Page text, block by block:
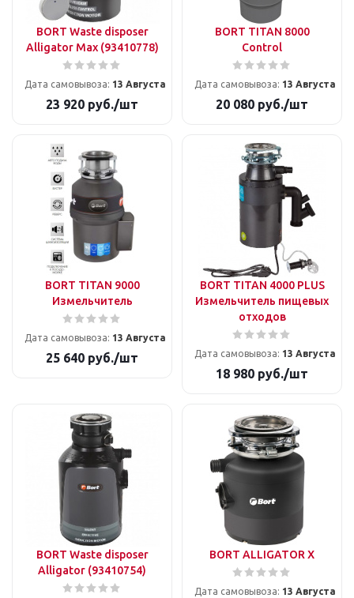
BORT Waste disposer
Alligator Max (93410778)
Дата самовывоза: 13 Августа
23 920 руб./шт
BORT TITAN 8000
Control
Дата самовывоза: 13 Августа
20 080 руб./шт
BORT TITAN 9000
Измельчитель
Дата самовывоза: 13 Августа
25 640 руб./шт
BORT TITAN 4000 PLUS
Измельчитель пищевых
отходов
Дата самовывоза: 13 Августа
18 980 руб./шт
BORT Waste disposer
Alligator (93410754)
BORT ALLIGATOR X
Дата самовывоза: 13 Августа